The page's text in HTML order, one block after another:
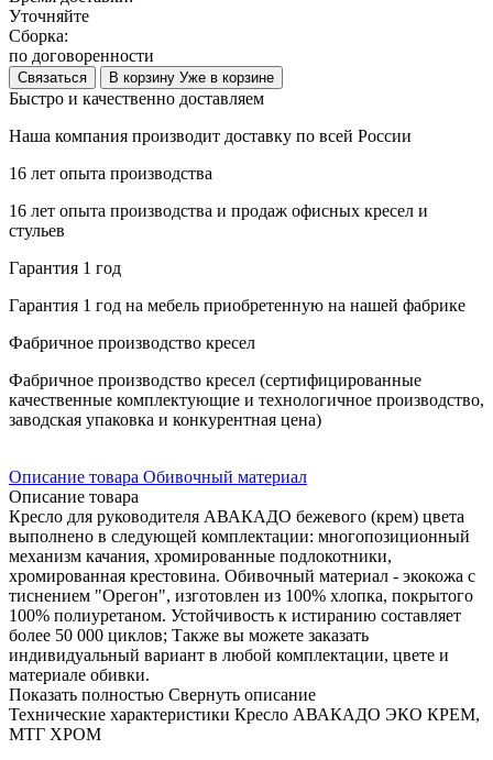
Уточняйте
Сборка:
по договоренности
Связаться В корзину Уже в корзине
Быстро и качественно доставляем
Наша компания производит доставку по всей России
16 лет опыта производства
16 лет опыта производства и продаж офисных кресел и
стульев
Гарантия 1 год
Гарантия 1 год на мебель приобретенную на нашей фабрике
Фабричное производство кресел
Фабричное производство кресел (сертифицированные
качественные комплектующие и технологичное производство,
заводская упаковка и конкурентная цена)
Описание товара Обивочный материал
Описание товара
Кресло для руководителя АВАКАДО бежевого (крем) цвета
выполнено в следующей комплектации: многопозиционный
механизм качания, хромированные подлокотники,
хромированная крестовина. Обивочный материал - экокожа с
тиснением "Орегон", изготовлен из 100% хлопка, покрытого
100% полиуретаном. Устойчивость к истиранию составляет
более 50 000 циклов; Также вы можете заказать
индивидуальный вариант в любой комплектации, цвете и
материале обивки.
Показать полностью Свернуть описание
Технические характеристики Кресло АВАКАДО ЭКО КРЕМ,
МТГ ХРОМ